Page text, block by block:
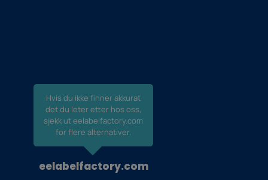
Hvis du ikke finner akkurat
det du leter etter hos oss,
sjekk ut eelabelfactory.com
for flere alternativer.
eelabelfactory.com